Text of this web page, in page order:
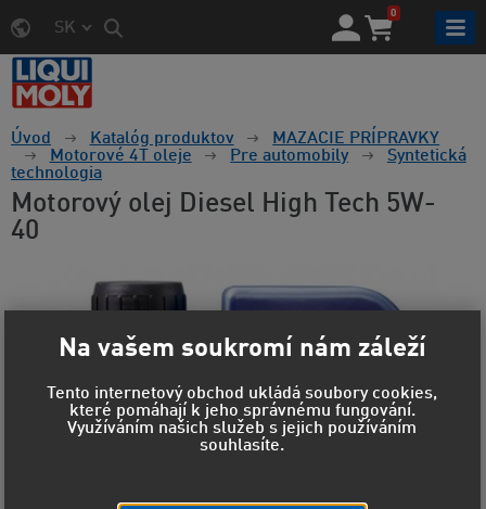
SK
0
Úvod Katalóg produktov
MAZACIE PRÍPRAVKY
Motorové 4T oleje
Pre automobily
Syntetická
technologia
Motorový olej Diesel High Tech 5W-
40
Na vašem soukromí nám záleží
Tento internetový obchod ukládá soubory cookies,
které pomáhají k jeho správnému fungování.
Využíváním našich služeb s jejich používáním
souhlasíte.